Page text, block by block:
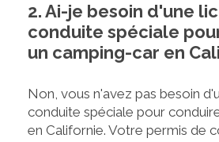
2. Ai-je besoin d'une
conduite spéciale
un camping-car en
Non, vous n'avez pas besoin
conduite spéciale pour
en Californie. Votre permis de